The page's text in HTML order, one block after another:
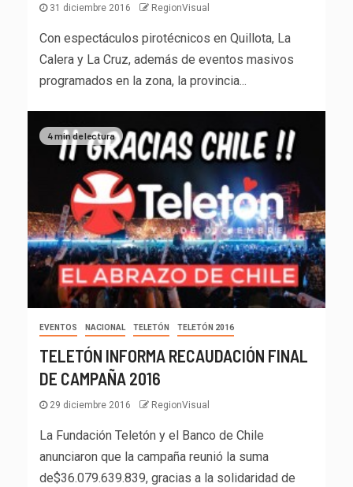
31 diciembre 2016 RegionVisual
Con espectáculos pirotécnicos en Quillota, La
Calera y La Cruz, además de eventos masivos
programados en la zona, la provincia...
4 min de lectura
EVENTOS NACIONAL TELETÓN TELETÓN 2016
TELETÓN INFORMA RECAUDACIÓN FINAL
DE CAMPAÑA 2016
29 diciembre 2016 RegionVisual
La Fundación Teletón y el Banco de Chile
anunciaron que la campaña reunió la suma
de$36.079.639.839, gracias a la solidaridad de